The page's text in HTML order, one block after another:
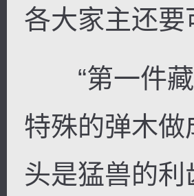
各大家主还要
“第一件藏
特殊的弹木
头是猛兽的